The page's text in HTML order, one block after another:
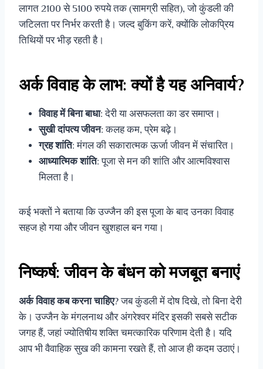
लागत 2100 से 5100 रुपये तक (सामग्री सहित), जो कुंडली की
जटिलता पर निर्भर करती है। जल्द बुकिंग करें, क्योंकि लोकप्रिय
तिथियों पर भीड़ रहती है।
अर्क विवाह के लाभ: क्यों है यह अनिवार्य?
विवाह में बिना बाधा: देरी या असफलता का डर समाप्त।
सुखी दांपत्य जीवन: कलह कम, प्रेम बढ़े।
ग्रह शांति: मंगल की सकारात्मक ऊर्जा जीवन में संचारित।
आध्यात्मिक शांति: पूजा से मन की शांति और आत्मविश्वास
मिलता है।
कई भक्तों ने बताया कि उज्जैन की इस पूजा के बाद उनका विवाह
सहज हो गया और जीवन खुशहाल बन गया।
निष्कर्ष: जीवन के बंधन को मजबूत बनाएं
अर्क विवाह कब करना चाहिए? जब कुंडली में दोष दिखे, तो बिना देरी
के। उज्जैन के मंगलनाथ और अंगरेश्वर मंदिर इसकी सबसे सटीक
जगह हैं, जहां ज्योतिषीय शक्ति चमत्कारिक परिणाम देती है। यदि
आप भी वैवाहिक सुख की कामना रखते हैं, तो आज ही कदम उठाएं।